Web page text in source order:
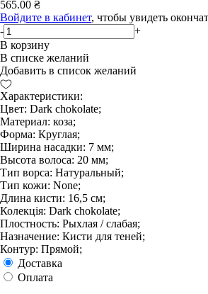
565.00 ₴
Войдите в кабинет, чтобы увидеть
-
+
В корзину
В списке желаний
Добавить в список желаний
Характеристики:
Цвет: Dark chokolate;
Материал: коза;
Форма: Круглая;
Ширина насадки: 7 мм;
Высота волоса: 20 мм;
Тип ворса: Натуральный;
Тип кожи: None;
Длина кисти: 16,5 см;
Колекція: Dark chokolate;
Плостность: Рыхлая / слабая;
Назначение: Кисти для теней;
Контур: Прямой;
Доставка
Оплата